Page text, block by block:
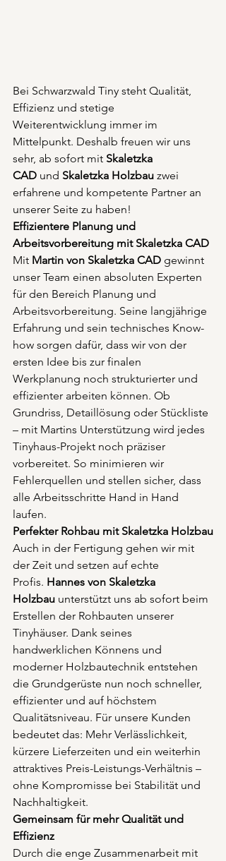
Bei Schwarzwald Tiny steht Qualität,
Effizienz und stetige
Weiterentwicklung immer im
Mittelpunkt. Deshalb freuen wir uns
sehr, ab sofort mit Skaletzka
CAD und Skaletzka Holzbau zwei
erfahrene und kompetente Partner an
unserer Seite zu haben!
Effizientere Planung und
Arbeitsvorbereitung mit Skaletzka CAD
Mit Martin von Skaletzka CAD gewinnt
unser Team einen absoluten Experten
für den Bereich Planung und
Arbeitsvorbereitung. Seine langjährige
Erfahrung und sein technisches Know-
how sorgen dafür, dass wir von der
ersten Idee bis zur finalen
Werkplanung noch strukturierter und
effizienter arbeiten können. Ob
Grundriss, Detaillösung oder Stückliste
– mit Martins Unterstützung wird jedes
Tinyhaus-Projekt noch präziser
vorbereitet. So minimieren wir
Fehlerquellen und stellen sicher, dass
alle Arbeitsschritte Hand in Hand
laufen.
Perfekter Rohbau mit Skaletzka Holzbau
Auch in der Fertigung gehen wir mit
der Zeit und setzen auf echte
Profis. Hannes von Skaletzka
Holzbau unterstützt uns ab sofort beim
Erstellen der Rohbauten unserer
Tinyhäuser. Dank seines
handwerklichen Könnens und
moderner Holzbautechnik entstehen
die Grundgerüste nun noch schneller,
effizienter und auf höchstem
Qualitätsniveau. Für unsere Kunden
bedeutet das: Mehr Verlässlichkeit,
kürzere Lieferzeiten und ein weiterhin
attraktives Preis-Leistungs-Verhältnis –
ohne Kompromisse bei Stabilität und
Nachhaltigkeit.
Gemeinsam für mehr Qualität und
Effizienz
Durch die enge Zusammenarbeit mit